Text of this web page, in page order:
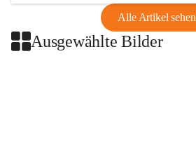
Alle Artikel sehen
Ausgewählte Bilder